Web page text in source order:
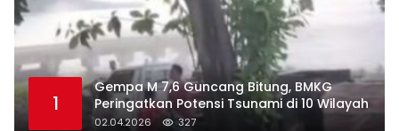
1
Gempa M 7,6 Guncang Bitung, BMKG
Peringatkan Potensi Tsunami di 10 Wilayah
02.04.2026 327